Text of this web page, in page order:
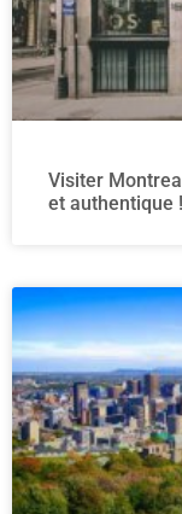
Visiter
et authentique !